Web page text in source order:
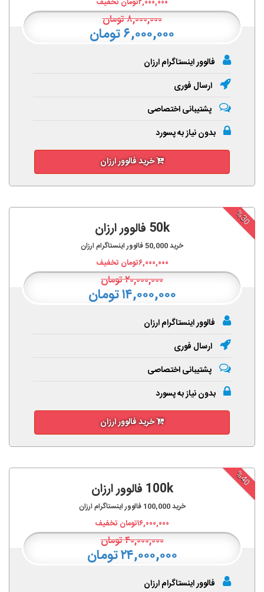
۲,۰۰۰,۰۰۰تومان تخفیف
۸,۰۰۰,۰۰۰تومان
۶,۰۰۰,۰۰۰ تومان
فالوور اینستاگرام ارزان
ارسال فوری
پشتیبانی اختصاصی
بدون نیاز به پسورد
خرید فالوور ارزان
%30
50k فالوور ارزان
خرید50,000فالوور اینستاگرام ارزان
۶,۰۰۰,۰۰۰تومان تخفیف
۲۰,۰۰۰,۰۰۰تومان
۱۴,۰۰۰,۰۰۰ تومان
فالوور اینستاگرام ارزان
ارسال فوری
پشتیبانی اختصاصی
بدون نیاز به پسورد
خرید فالوور ارزان
%40
100k فالوور ارزان
خرید100,000 فالوور اینستاگرام ارزان
۱۶,۰۰۰,۰۰۰تومان تخفیف
۴۰,۰۰۰,۰۰۰تومان
۲۴,۰۰۰,۰۰۰ تومان
فالوور اینستاگرام ارزان